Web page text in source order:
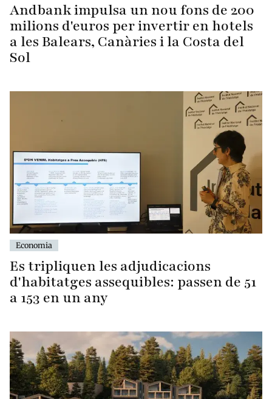
Andbank impulsa un nou fons de 200
milions d'euros per invertir en hotels
a les Balears, Canàries i la Costa del
Sol
Economia
Es tripliquen les adjudicacions
d'habitatges assequibles: passen de 51
a 153 en un any